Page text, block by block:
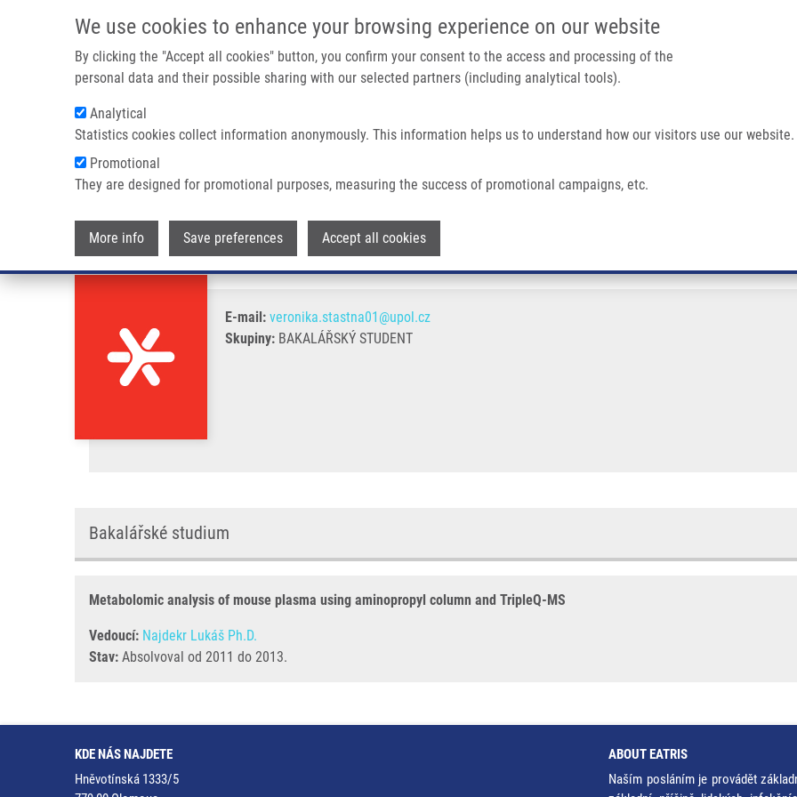
We use cookies to enhance your browsing experience on our website
By clicking the "Accept all cookies" button, you confirm your consent to the access and processing of the
personal data and their possible sharing with our selected partners (including analytical tools).
Analytical
Statistics cookies collect information anonymously. This information helps us to understand how our visitors use our website.
Promotional
They are designed for promotional purposes, measuring the success of promotional campaigns, etc.
More info Save preferences Accept all cookies
IMTM PORTÁL
Main navigation
Drobečková navigace
Domů Šťastná Veronika
Šťastná Veronika
E-mail: veronika.stastna01@upol.cz
Skupiny: BAKALÁŘSKÝ STUDENT
Bakalářské studium
Metabolomic analysis of mouse plasma using aminopropyl column and TripleQ-MS
Vedoucí: Najdekr Lukáš Ph.D.
Stav: Absolvoval od 2011 do 2013.
KDE NÁS NAJDETE
Hněvotínská 1333/5
ABOUT EATRIS
Naším posláním je provádět